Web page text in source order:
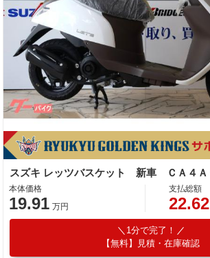
本体価格
19.91 万円
支払総額
22.62
1分で完了！
【無料】見積・在庫確認